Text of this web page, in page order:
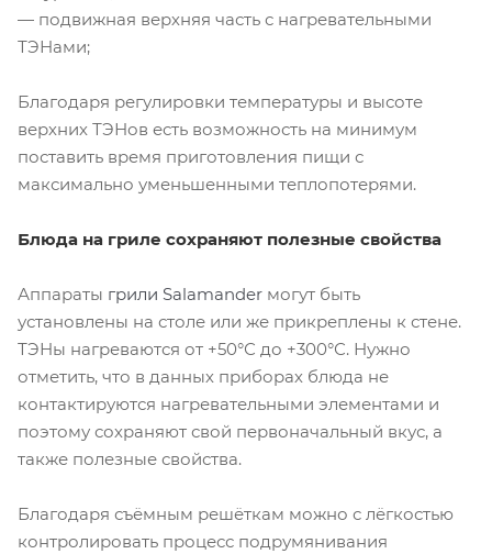
— подвижная верхняя часть с нагревательными
ТЭНами;
Благодаря регулировки температуры и высоте
верхних ТЭНов есть возможность на минимум
поставить время приготовления пищи с
максимально уменьшенными теплопотерями.
Блюда на гриле сохраняют полезные свойства
Аппараты грили Salamander могут быть
установлены на столе или же прикреплены к стене.
ТЭНы нагреваются от +50°С до +300°С. Нужно
отметить, что в данных приборах блюда не
контактируются нагревательными элементами и
поэтому сохраняют свой первоначальный вкус, а
также полезные свойства.
Благодаря съёмным решёткам можно с лёгкостью
контролировать процесс подрумянивания